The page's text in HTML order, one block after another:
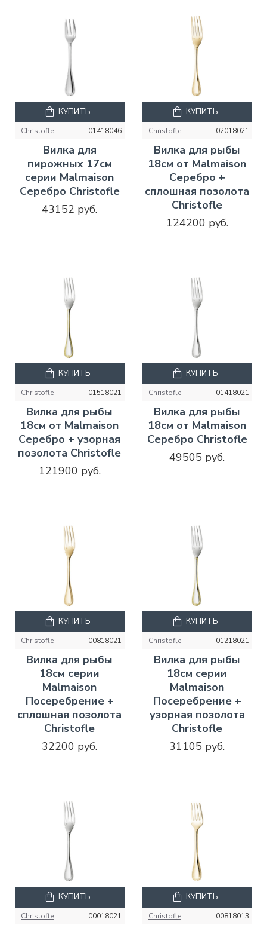
Christofle 01418046
Вилка для
пирожных 17см
серии Malmaison
Серебро Christofle
43152 руб.
КУПИТЬ
Christofle 02018021
Вилка для рыбы
18см от Malmaison
Серебро +
сплошная позолота
Christofle
124200 руб.
КУПИТЬ
Christofle 01518021
Вилка для рыбы
18см от Malmaison
Серебро + узорная
позолота Christofle
121900 руб.
КУПИТЬ
Christofle 01418021
Вилка для рыбы
18см от Malmaison
Серебро Christofle
49505 руб.
КУПИТЬ
Christofle 00818021
Вилка для рыбы
18см серии
Malmaison
Посеребрение +
сплошная позолота
Christofle
32200 руб.
КУПИТЬ
Christofle 01218021
Вилка для рыбы
18см серии
Malmaison
Посеребрение +
узорная позолота
Christofle
31105 руб.
КУПИТЬ
Christofle 00018021
КУПИТЬ
Christofle 00818013
КУПИТЬ